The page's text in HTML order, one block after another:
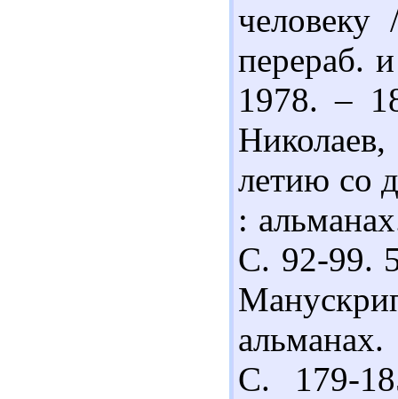
перераб.
1978. –
летию со
:
С. 92-99.
С. 179-